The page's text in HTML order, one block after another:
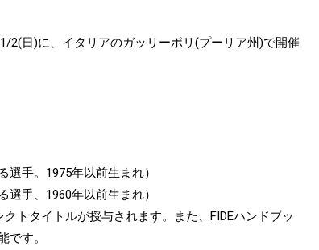
2(日)に、イタリアのガッリーポリ(プーリア州)で開催
手。1975年以前生まれ）
手、1960年以前生まれ）
トタイトルが授与されます。また、FIDEハンドブッ
です。